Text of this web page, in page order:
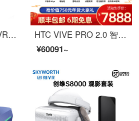
大朋 DPVR E3 4K VR游戏套装 4K高清屏 steam游戏 VR眼镜 3D眼镜 Steam VR体感游戏机 支持半条命VR游戏
HTC VIVE PRO 2.0 智能VR眼镜 虚拟现实 VR游戏机 PC 3D头盔 2Q29100 HTC-Vive-Pro-1.0套装
¥60091~